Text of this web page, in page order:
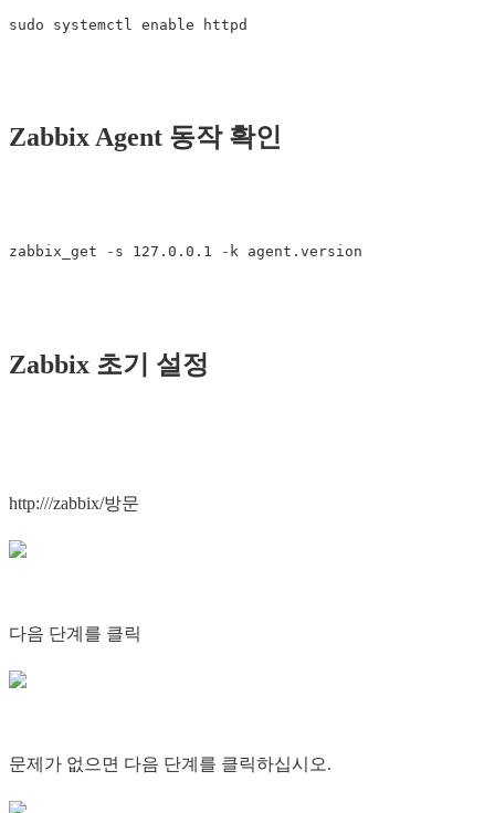
Zabbix Agent 동작 확인
Zabbix 초기 설정
http:///zabbix/방문
다음 단계를 클릭
문제가 없으면 다음 단계를 클릭하십시오.